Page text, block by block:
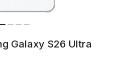
Galaxy S26 Ultra